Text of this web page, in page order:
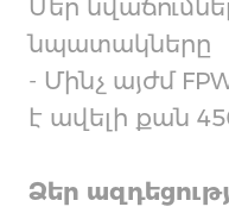
Մեր
նպատակները
- Մինչ այժմ
է ավելի քան
Ձեր